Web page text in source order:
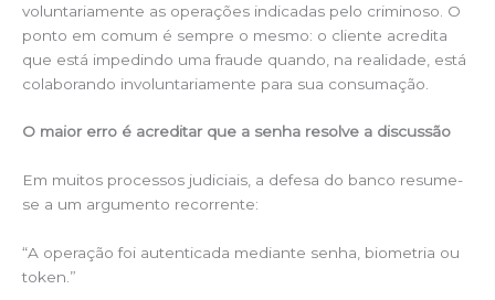
voluntariamente as operações indicadas pelo criminoso. O
ponto em comum é sempre o mesmo: o cliente acredita
que está impedindo uma fraude quando, na realidade, está
colaborando involuntariamente para sua consumação.
O maior erro é acreditar que a senha resolve a discussão
Em muitos processos judiciais, a defesa do banco resume-
se a um argumento recorrente:
“A operação foi autenticada mediante senha, biometria ou
token.”